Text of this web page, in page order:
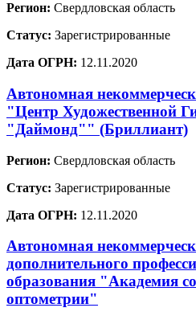
Регион: Свердловская область
Статус: Зарегистрированные
Дата ОГРН: 12.11.2020
Автономная
"Центр Художественной
"Даймонд"" (Бриллиант)
Регион: Свердловская область
Статус: Зарегистрированные
Дата ОГРН: 12.11.2020
Автономная
дополнительного
образования "Академия
оптометрии"